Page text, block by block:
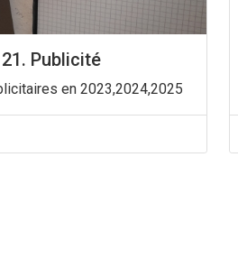
Publicité
en 2023,2024,2025